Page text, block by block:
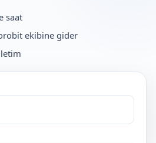
saat
ekibine gider